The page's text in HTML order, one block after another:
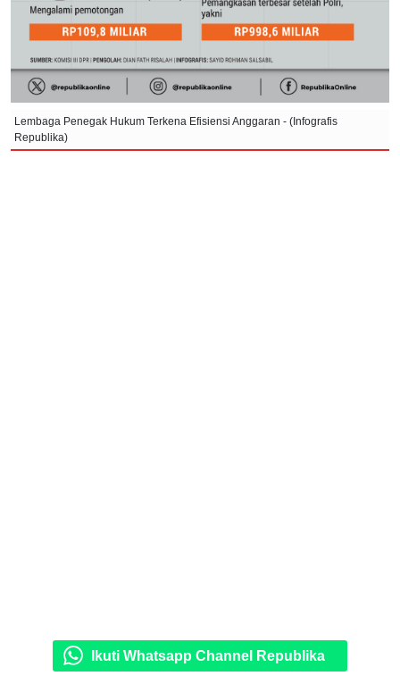
Lembaga Penegak Hukum Terkena Efisiensi Anggaran - (Infografis
Republika)
Ikuti Whatsapp Channel Republika